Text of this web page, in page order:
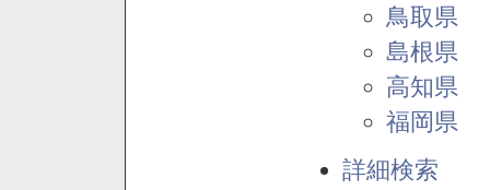
鳥取県
島根県
高知県
福岡県
詳細検索